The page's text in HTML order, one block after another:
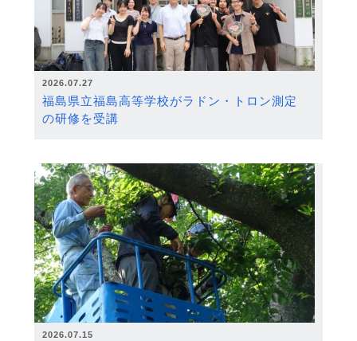
2026.07.27
福島県立福島高等学校がラドン・トロン測定
の研修を受講
2026.07.15